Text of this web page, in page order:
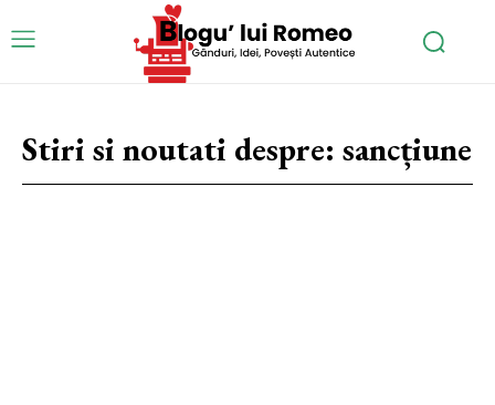
Stiri si noutati despre: sancțiune